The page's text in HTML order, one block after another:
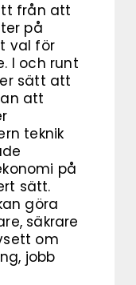
från att
på
val för
I och runt
sätt att
att
teknik
på
sätt.
göra
säkrare
om
jobb